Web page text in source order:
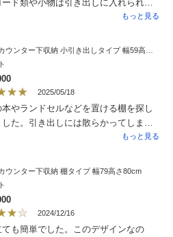
の木のインテリアやフローリングや
ド類や小物は引き出しに入れられて
作りがしっかりしていて長く使えそう
もっと見る
隠せるカウンター下収納 小引き出しタイプ 幅59高さ80cm
2025/05/18
やランドセルなどを置ける棚を探し
た。引き出しには散らかってしまう
入れたところ、隠せてちょうどいいで
に置くつもりです。ほぼ組み立てた
届いたので、キャスターをつけるだけ
しました。女性一人でも設置できまし
もっと見る
ウンター下収納 棚タイプ 幅79高さ80cm
2024/12/16
も簡単でした。このデザインなの